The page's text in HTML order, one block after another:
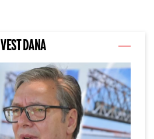
VEST DANA